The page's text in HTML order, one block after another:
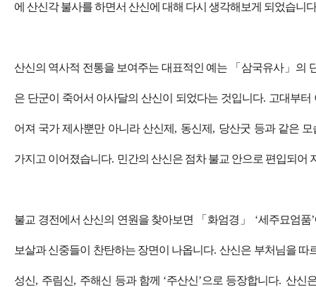
에 산신각 불사를 하면서 산신에 대해 다시 생각해보게 되었습니다
산신의 역사적 전통을 보여주는 대표적인 예는 「삼국유사」 의
은 단군이 죽어서 아사달의 산신이 되었다는 것입니다. 고대부터
어져 국가 제사뿐만 아니라 산신제 , 동신제 , 당산굿 등과 같은
가지고 이어졌습니다. 민간의 산신은 점차 불교 안으로 편입되어
불교 경전에서 산신의 연원을 찾아보면 「 화엄경 」 ‘세주묘엄품’
보살과 신중들이 찬탄하는 장면이 나옵니다.산신은 부처님을 따
성신, 주림신, 주해신 등과 함께 ‘주산신’으로 등장합니다. 산신